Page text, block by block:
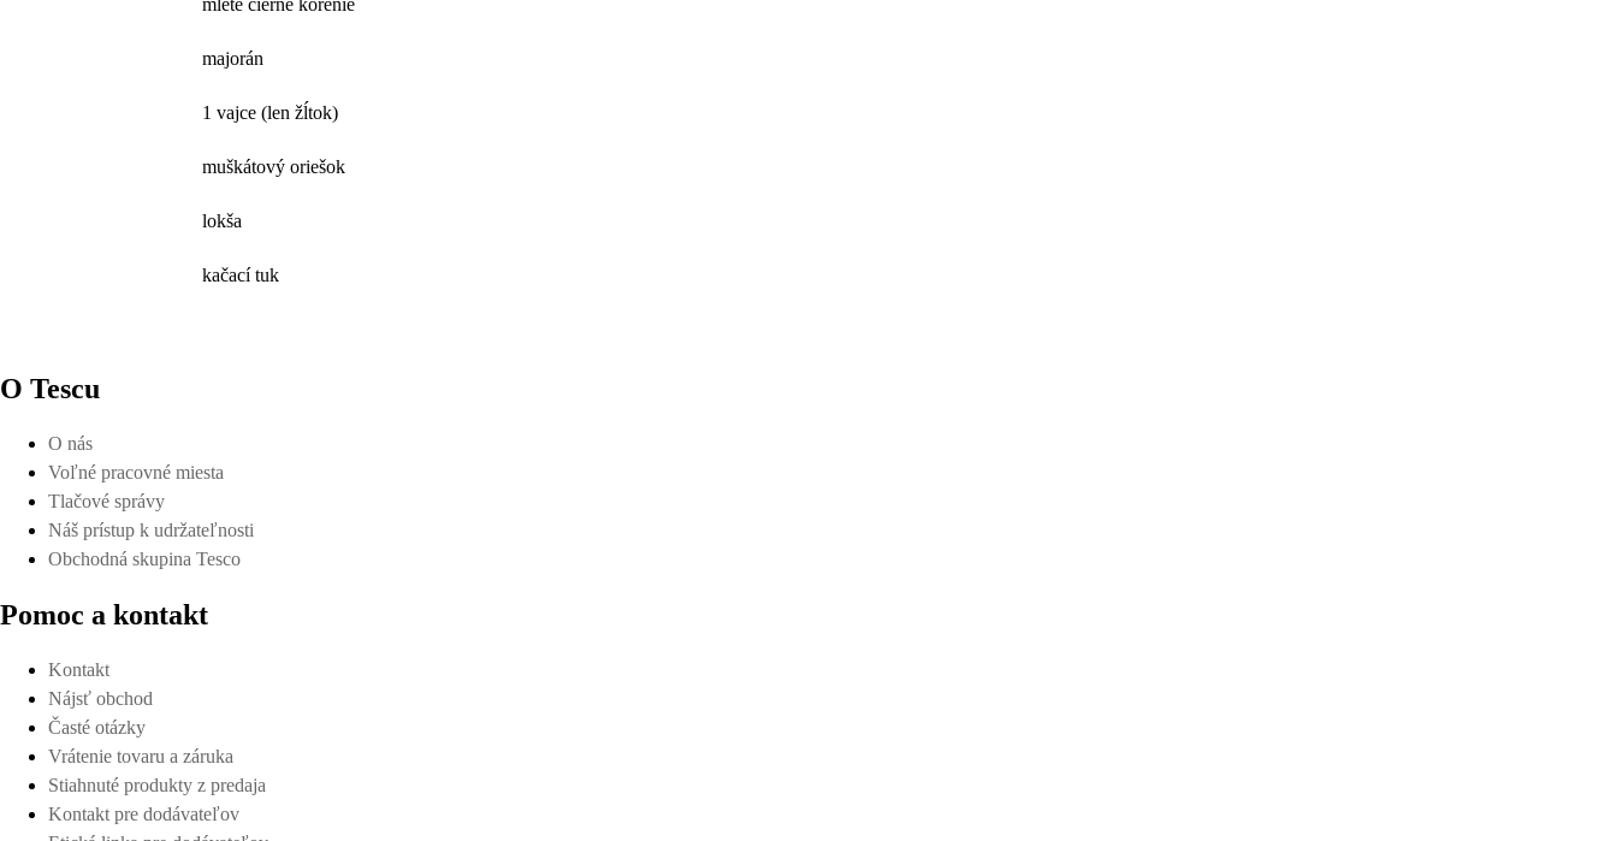
majorán
1 vajce (len žĺtok)
muškátový oriešok
lokša
kačací tuk
O Tescu
O nás
Voľné pracovné miesta
Tlačové správy
Náš prístup k udržateľnosti
Obchodná skupina Tesco
Pomoc a kontakt
Kontakt
Nájsť obchod
Časté otázky
Vrátenie tovaru a záruka
Stiahnuté produkty z predaja
Kontakt pre dodávateľov